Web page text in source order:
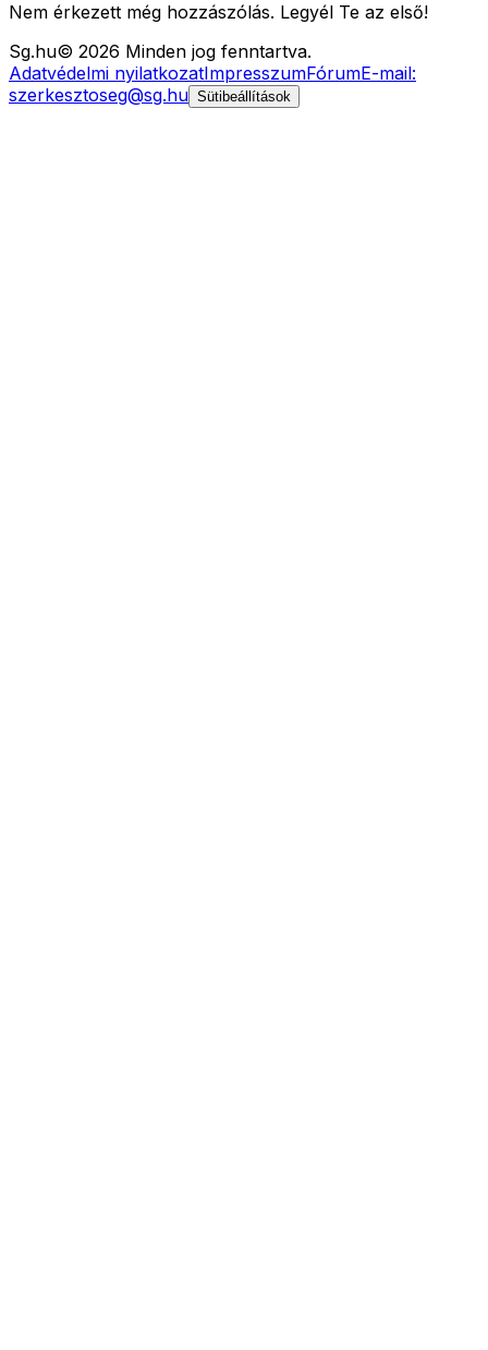
Nem érkezett még hozzászólás. Legyél Te az első!
Sg.hu© 2026 Minden jog fenntartva.
Adatvédelmi nyilatkozatImpresszumFórumE-mail:
szerkesztoseg@sg.hu Sütibeállítások